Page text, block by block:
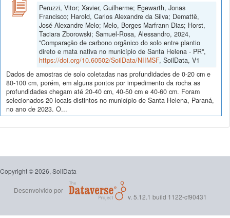
Peruzzi, Vitor; Xavier, Guilherme; Egewarth, Jonas
Francisco; Harold, Carlos Alexandre da Silva; Demattê,
José Alexandre Melo; Melo, Borges Marfrann Dias; Horst,
Taciara Zborowski; Samuel-Rosa, Alessandro, 2024,
"Comparação de carbono orgânico do solo entre plantio
direto e mata nativa no município de Santa Helena - PR",
https://doi.org/10.60502/SoilData/NIIMSF, SoilData, V1
Dados de amostras de solo coletadas nas profundidades de 0-20 cm e
80-100 cm, porém, em alguns pontos por impedimento da rocha as
profundidades chegam até 20-40 cm, 40-50 cm e 40-60 cm. Foram
selecionados 20 locais distintos no município de Santa Helena, Paraná,
no ano de 2023. O...
Copyright © 2026, SoilData
Desenvolvido por
v. 5.12.1 build 1122-cf90431